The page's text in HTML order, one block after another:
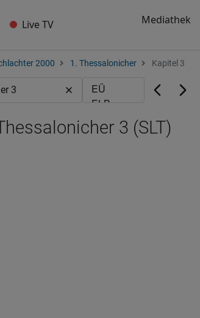
Live TV Mediathek
2000 1. Thessalonicher Kapitel 3
3 (SLT)